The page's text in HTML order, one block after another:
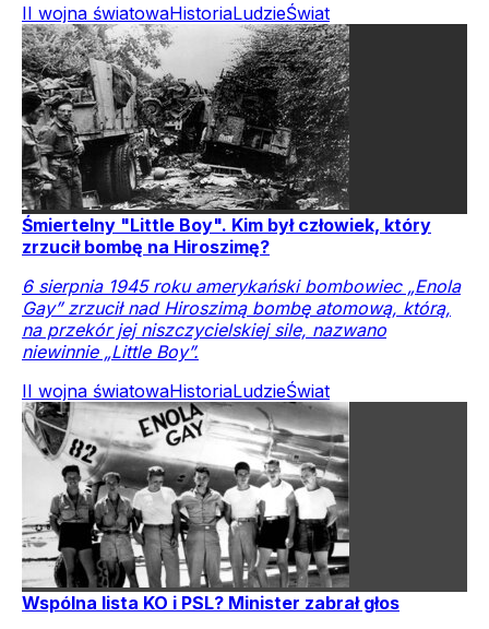
II wojna światowaHistoriaLudzieŚwiat
Śmiertelny "Little Boy". Kim był człowiek, który
zrzucił bombę na Hiroszimę?
6 sierpnia 1945 roku amerykański bombowiec „Enola
Gay” zrzucił nad Hiroszimą bombę atomową, którą,
na przekór jej niszczycielskiej sile, nazwano
niewinnie „Little Boy”.
II wojna światowaHistoriaLudzieŚwiat
Wspólna lista KO i PSL? Minister zabrał głos